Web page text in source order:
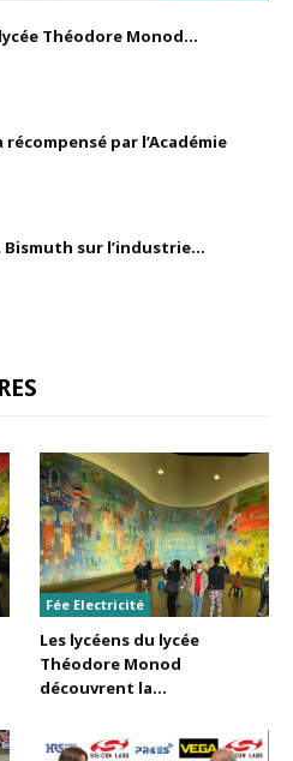
Théodore Monod...
récompensé par l’Académie
sur l’industrie...
Fée Electricité
Les lycéens du lycée
Théodore Monod
découvrent la...